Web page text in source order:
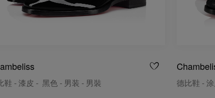
鞋 - 漆皮 - 黑色 - 男装 - 男裝 德比鞋 -